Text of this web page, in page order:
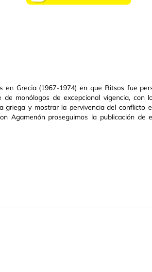
Grecia (1967-1974) en que Ritsos fue
monólogos de excepcional vigencia, con
y mostrar la pervivencia del conflicto
Agamenón proseguimos la publicación de